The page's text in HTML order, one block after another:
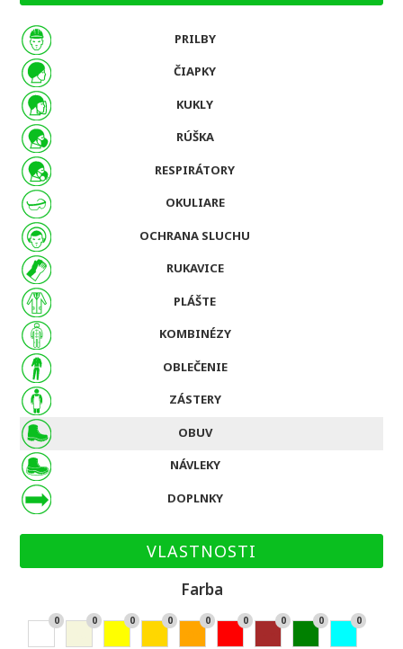
PRILBY
ČIAPKY
KUKLY
RÚŠKA
RESPIRÁTORY
OKULIARE
OCHRANA SLUCHU
RUKAVICE
PLÁŠTE
KOMBINÉZY
OBLEČENIE
ZÁSTERY
OBUV
NÁVLEKY
DOPLNKY
VLASTNOSTI
Farba
0 0 0 0 0 0 0 0 0